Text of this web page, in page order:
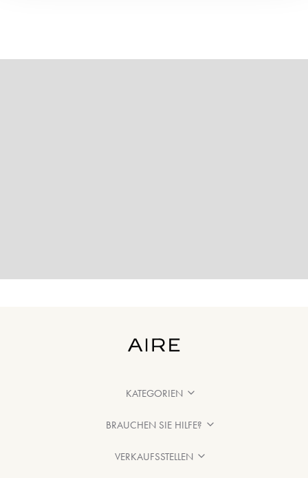
KATEGORIEN
BRAUCHEN SIE HILFE?
VERKAUFSSTELLEN